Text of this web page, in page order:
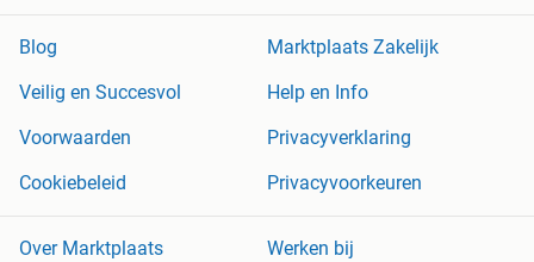
Blog
Marktplaats Zakelijk
Veilig en Succesvol
Help en Info
Voorwaarden
Privacyverklaring
Cookiebeleid
Privacyvoorkeuren
Over Marktplaats Werken bij